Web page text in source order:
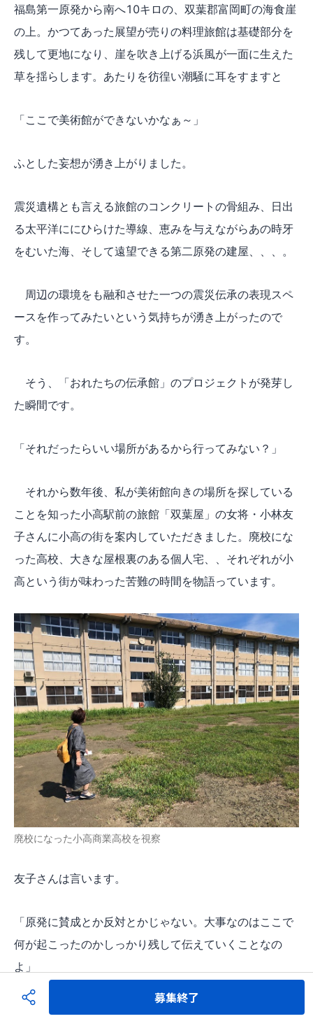
福島第一原発から南へ10キロの、双葉郡富岡町の海食崖
の上。かつてあった展望が売りの料理旅館は基礎部分を
残して更地になり、崖を吹き上げる浜風が一面に生えた
草を揺らします。あたりを彷徨い潮騒に耳をすますと
「ここで美術館ができないかなぁ～」
ふとした妄想が湧き上がりました。
震災遺構とも言える旅館のコンクリートの骨組み、日出
る太平洋ににひらけた導線、恵みを与えながらあの時牙
をむいた海、そして遠望できる第二原発の建屋、、、。
周辺の環境をも融和させた一つの震災伝承の表現スペ
ースを作ってみたいという気持ちが湧き上がったので
す。
そう、「おれたちの伝承館」のプロジェクトが発芽し
た瞬間です。
「それだったらいい場所があるから行ってみない？」
それから数年後、私が美術館向きの場所を探している
ことを知った小高駅前の旅館「双葉屋」の女将・小林友
子さんに小高の街を案内していただきました。廃校にな
った高校、大きな屋根裏のある個人宅、、それぞれが小
高という街が味わった苦難の時間を物語っています。
廃校になった小高商業高校を視察
友子さんは言います。
「原発に賛成とか反対とかじゃない。大事なのはここで
何が起こったのかしっかり残して伝えていくことなの
よ」
友子さんとご主人は、復興の拠点となる旅館業を切り
募集終了